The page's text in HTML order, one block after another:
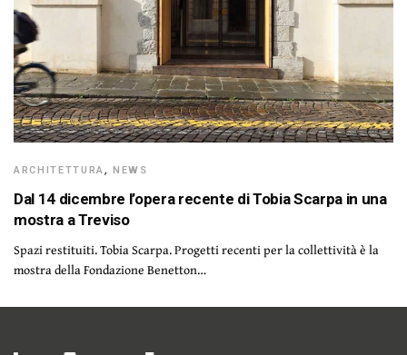
ARCHITETTURA,NEWS
Dal 14 dicembre l’opera recente di Tobia Scarpa in una
mostra a Treviso
Spazi restituiti. Tobia Scarpa. Progetti recenti per la collettività è la
mostra della Fondazione Benetton…